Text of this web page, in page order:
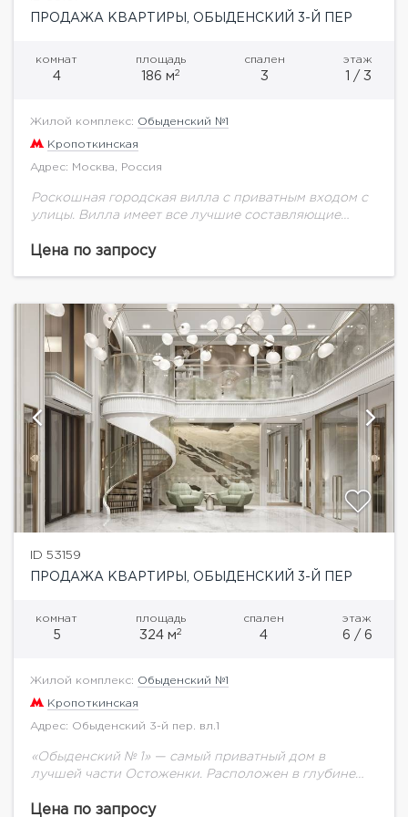
ПРОДАЖА КВАРТИРЫ, ОБЫДЕНСКИЙ 3-Й ПЕР
комнат
4
площадь
186 м2
спален
3
этаж
1 / 3
Жилой комплекс: Обыденский №1
Кропоткинская
Адрес: Москва, Россия
Роскошная городская вилла с приватным входом с
улицы. Вилла имеет все лучшие составляющие
на кровле с зоной барбекю и дровяной...
Цена по запросу
ID 53159
ПРОДАЖА КВАРТИРЫ, ОБЫДЕНСКИЙ 3-Й ПЕР
комнат
5
площадь
324 м2
спален
4
этаж
6 / 6
Жилой комплекс: Обыденский №1
Кропоткинская
Адрес: Обыденский 3-й пер. вл.1
«Обыденский № 1» — самый приватный дом в
лучшей части Остоженки. Расположен в глубине
Москвы. Всего 26 квартир, ситихаусов, вилл...
Цена по запросу